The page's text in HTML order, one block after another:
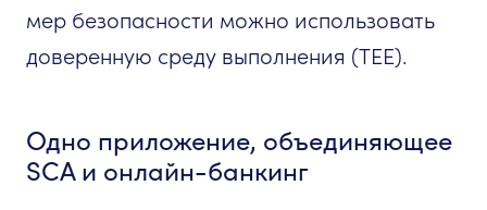
мер безопасности можно использовать
доверенную среду выполнения (TEE).
Одно приложение, объединяющее
SCA и онлайн-банкинг